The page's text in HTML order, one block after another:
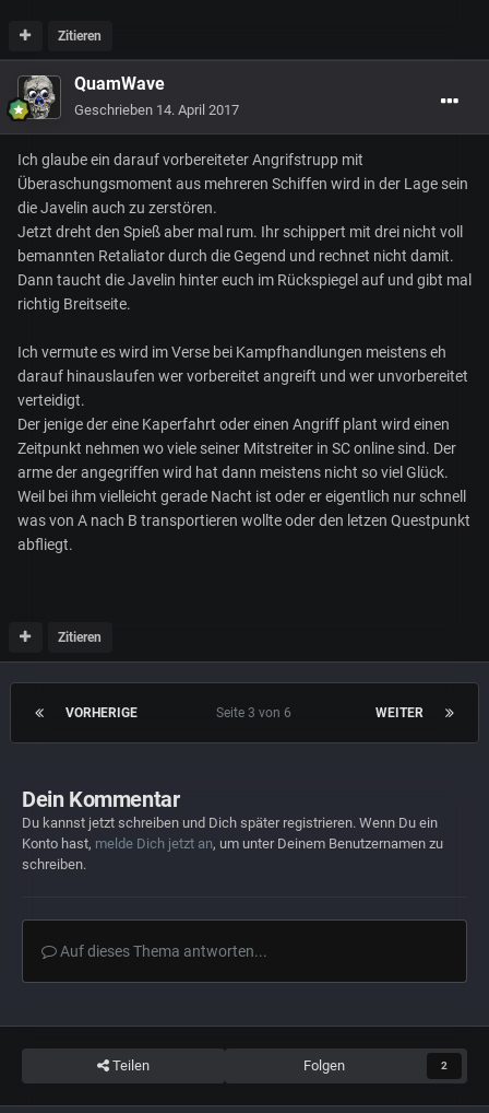
Zitieren
QuamWave
Geschrieben 14. April 2017
Ich glaube ein darauf vorbereiteter Angrifstrupp mit
Überaschungsmoment aus mehreren Schiffen wird in der Lage sein
die Javelin auch zu zerstören.
Jetzt dreht den Spieß aber mal rum. Ihr schippert mit drei nicht voll
bemannten Retaliator durch die Gegend und rechnet nicht damit.
Dann taucht die Javelin hinter euch im Rückspiegel auf und gibt mal
richtig Breitseite.
Ich vermute es wird im Verse bei Kampfhandlungen meistens eh
darauf hinauslaufen wer vorbereitet angreift und wer unvorbereitet
verteidigt.
Der jenige der eine Kaperfahrt oder einen Angriff plant wird einen
Zeitpunkt nehmen wo viele seiner Mitstreiter in SC online sind. Der
arme der angegriffen wird hat dann meistens nicht so viel Glück.
Weil bei ihm vielleicht gerade Nacht ist oder er eigentlich nur schnell
was von A nach B transportieren wollte oder den letzen Questpunkt
abfliegt.
Zitieren
VORHERIGE WEITER
Seite 3 von 6
Dein Kommentar
Du kannst jetzt schreiben und Dich später registrieren. Wenn Du ein
Konto hast, melde Dich jetzt an, um unter Deinem Benutzernamen zu
schreiben.
Auf dieses Thema antworten...
Teilen Folgen 2